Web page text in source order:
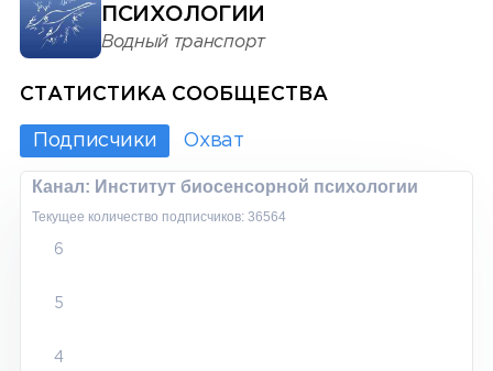
ПСИХОЛОГИИ
Водный транспорт
СТАТИСТИКА СООБЩЕСТВА
Подписчики Охват
Канал: Институт биосенсорной психологии
Текущее количество подписчиков: 36564
6
5
4